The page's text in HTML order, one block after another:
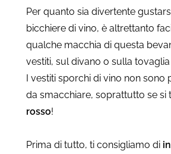
Per quanto sia divertente
bicchiere di vino, è altrettanto
qualche macchia di questa
vestiti, sul divano o sulla tovaglia
I vestiti sporchi di vino non sono
da smacchiare, soprattutto se si
rosso!
Prima di tutto, ti consigliamo di